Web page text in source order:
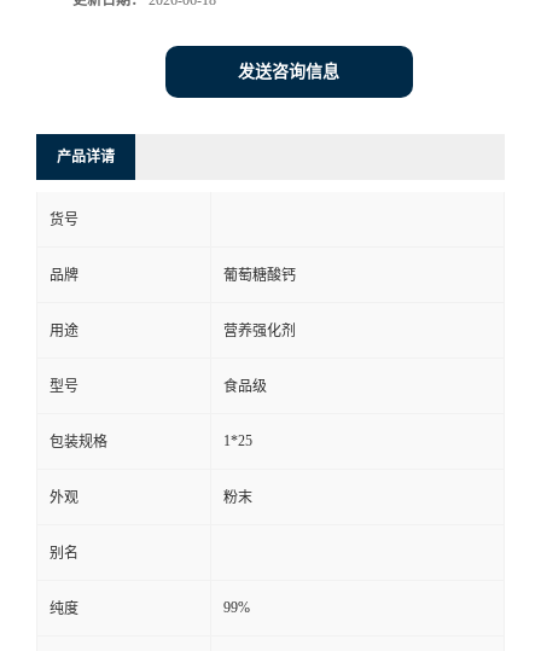
发送咨询信息
产品详请
货号
品牌 葡萄糖酸钙
用途 营养强化剂
型号 食品级
包装规格 1*25
外观 粉末
别名
纯度 99%